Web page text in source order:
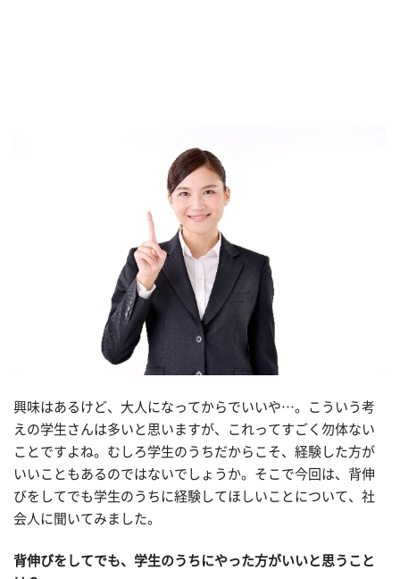
興味はあるけど、大人になってからでいいや…。こういう考
えの学生さんは多いと思いますが、これってすごく勿体ない
ことですよね。むしろ学生のうちだからこそ、経験した方が
いいこともあるのではないでしょうか。そこで今回は、背伸
びをしてでも学生のうちに経験してほしいことについて、社
会人に聞いてみました。
背伸びをしてでも、学生のうちにやった方がいいと思うこと